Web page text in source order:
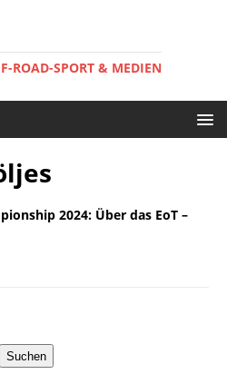
ROAD-SPORT & MEDIEN
2024: Über das EoT –
Suchen